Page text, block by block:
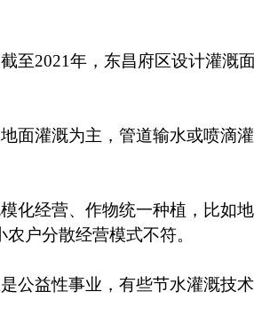
至2021年，东昌府区设计灌溉
面灌溉为主，管道输水或喷滴
化经营、作物统一种植，比如
户分散经营模式不符。
公益性事业，有些节水灌溉技